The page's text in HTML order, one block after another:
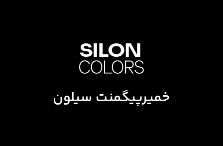
خمیرپیگمنت سیلون